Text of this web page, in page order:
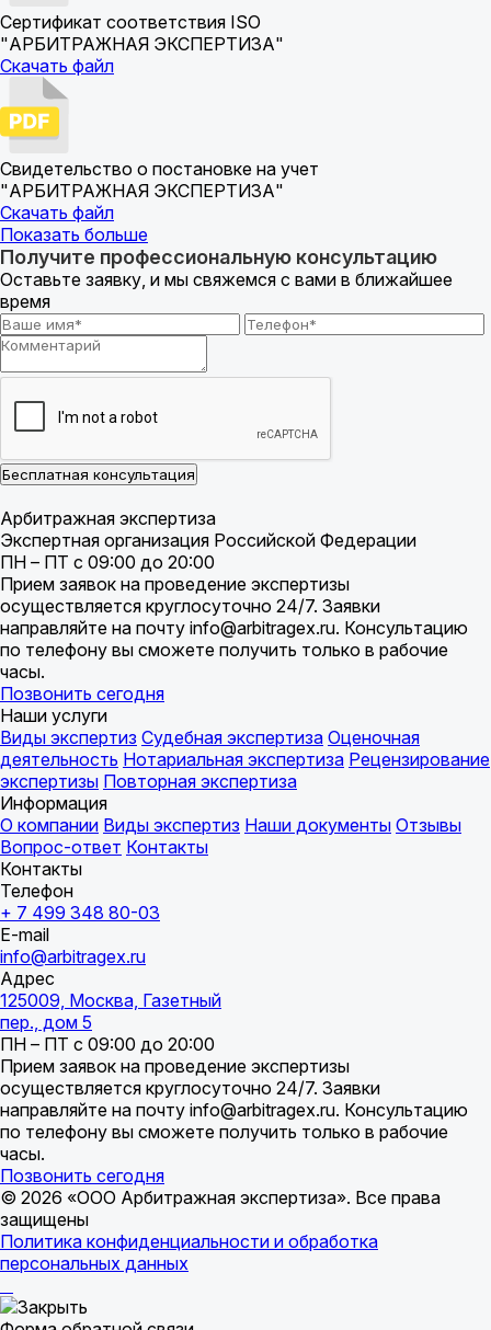
Сертификат соответствия ISO
"АРБИТРАЖНАЯ ЭКСПЕРТИЗА"
Скачать файл
Свидетельство о постановке на учет
"АРБИТРАЖНАЯ ЭКСПЕРТИЗА"
Скачать файл
Показать больше
Получите профессиональную консультацию
Оставьте заявку, и мы свяжемся с вами в ближайшее
время
Бесплатная консультация
Арбитражная экспертиза
Экспертная организация Российской Федерации
ПН – ПТ с 09:00 до 20:00
Прием заявок на проведение экспертизы
осуществляется круглосуточно 24/7. Заявки
направляйте на почту info@arbitragex.ru. Консультацию
по телефону вы сможете получить только в рабочие
часы.
Позвонить сегодня
Наши услуги
Виды экспертиз Судебная экспертиза Оценочная
деятельность Нотариальная экспертиза Рецензирование
экспертизы Повторная экспертиза
Информация
О компании Виды экспертиз Наши документы Отзывы
Вопрос-ответ Контакты
Контакты
Телефон
+ 7 499 348 80-03
E-mail
info@arbitragex.ru
Адрес
125009, Москва, Газетный
пер., дом 5
ПН – ПТ с 09:00 до 20:00
Прием заявок на проведение экспертизы
осуществляется круглосуточно 24/7. Заявки
направляйте на почту info@arbitragex.ru. Консультацию
по телефону вы сможете получить только в рабочие
часы.
Позвонить сегодня
© 2026 «ООО Арбитражная экспертиза». Все права
защищены
Политика конфиденциальности и обработка
персональных данных